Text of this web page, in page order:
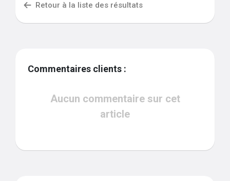
Retour à la liste des résultats
Commentaires clients :
Aucun commentaire sur cet
article